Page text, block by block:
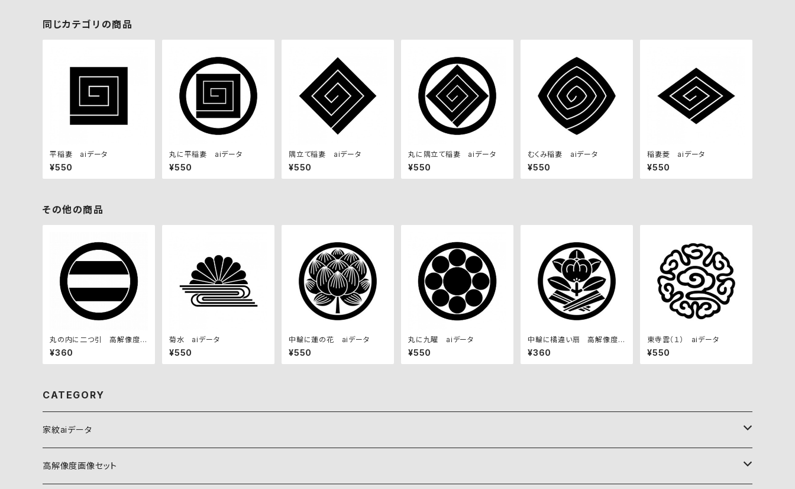
同じカテゴリの商品
平稲妻 aiデータ
¥550
丸に平稲妻 aiデータ
¥550
隅立て稲妻 aiデータ
¥550
丸に隅立て稲妻 aiデータ
¥550
むくみ稲妻 aiデータ
¥550
稲妻菱 aiデータ
¥550
その他の商品
丸の内に二つ引 高解像度画
像セット
¥360
菊水 aiデータ
¥550
中輪に蓮の花 aiデータ
¥550
丸に九曜 aiデータ
¥550
中輪に橘違い扇 高解像度画
像セット
¥360
東寺雲（１） aiデータ
¥550
CATEGORY
家紋aiデータ
自然紋
高解像度画像セット